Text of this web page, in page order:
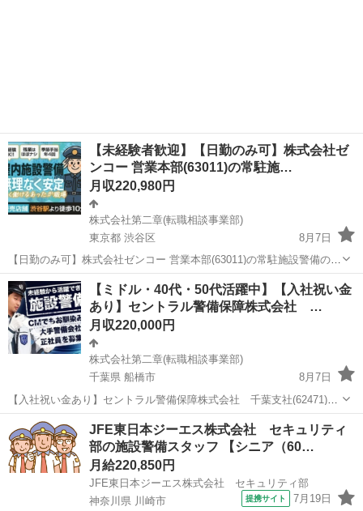
【未経験者歓迎】【日勤のみ可】株式会社ゼ
ンコー 営業本部(63011)の常駐施…
月収220,980円
株式会社第二章(転職相談事業部)
東京都 渋谷区
8月7日
【日勤のみ可】株式会社ゼンコー 営業本部(63011)の常駐施設警備の正
社員 - 表参道駅 【応募先企業名】株式会社第二章(転職相談事業部)
【雇用形態】正社員【人材紹介】 【職種】警備員・警備関連 【応募資
格】 ・年齢要...
東京 渋谷区 警備員 未経験
【ミドル・40代・50代活躍中】【入社祝い金
あり】セントラル警備保障株式会社 …
月収220,000円
株式会社第二章(転職相談事業部)
千葉県 船橋市
8月7日
【入社祝い金あり】セントラル警備保障株式会社 千葉支社(62471)の
常駐施設警備の正社員 - 北習志野駅 【応募先企業名】株式会社第二章
(転職相談事業部) 【雇用形態】正社員【人材紹介】 【職種】警備員・
警備関連 【応募...
千葉 警備員
JFE東日本ジーエス株式会社 セキュリティ
部の施設警備スタッフ 【シニア（60…
月給220,850円
JFE東日本ジーエス株式会社 セキュリティ部
神奈川県 川崎市
提携サイト 7月19日